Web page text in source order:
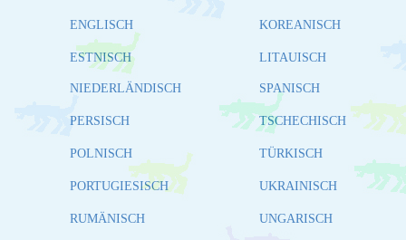
ENGLISCH
ESTNISCH
KOREANISCH
LITAUISCH
NIEDERLÄNDISCH
PERSISCH
POLNISCH
PORTUGIESISCH
RUMÄNISCH
SPANISCH
TSCHECHISCH
TÜRKISCH
UKRAINISCH
UNGARISCH